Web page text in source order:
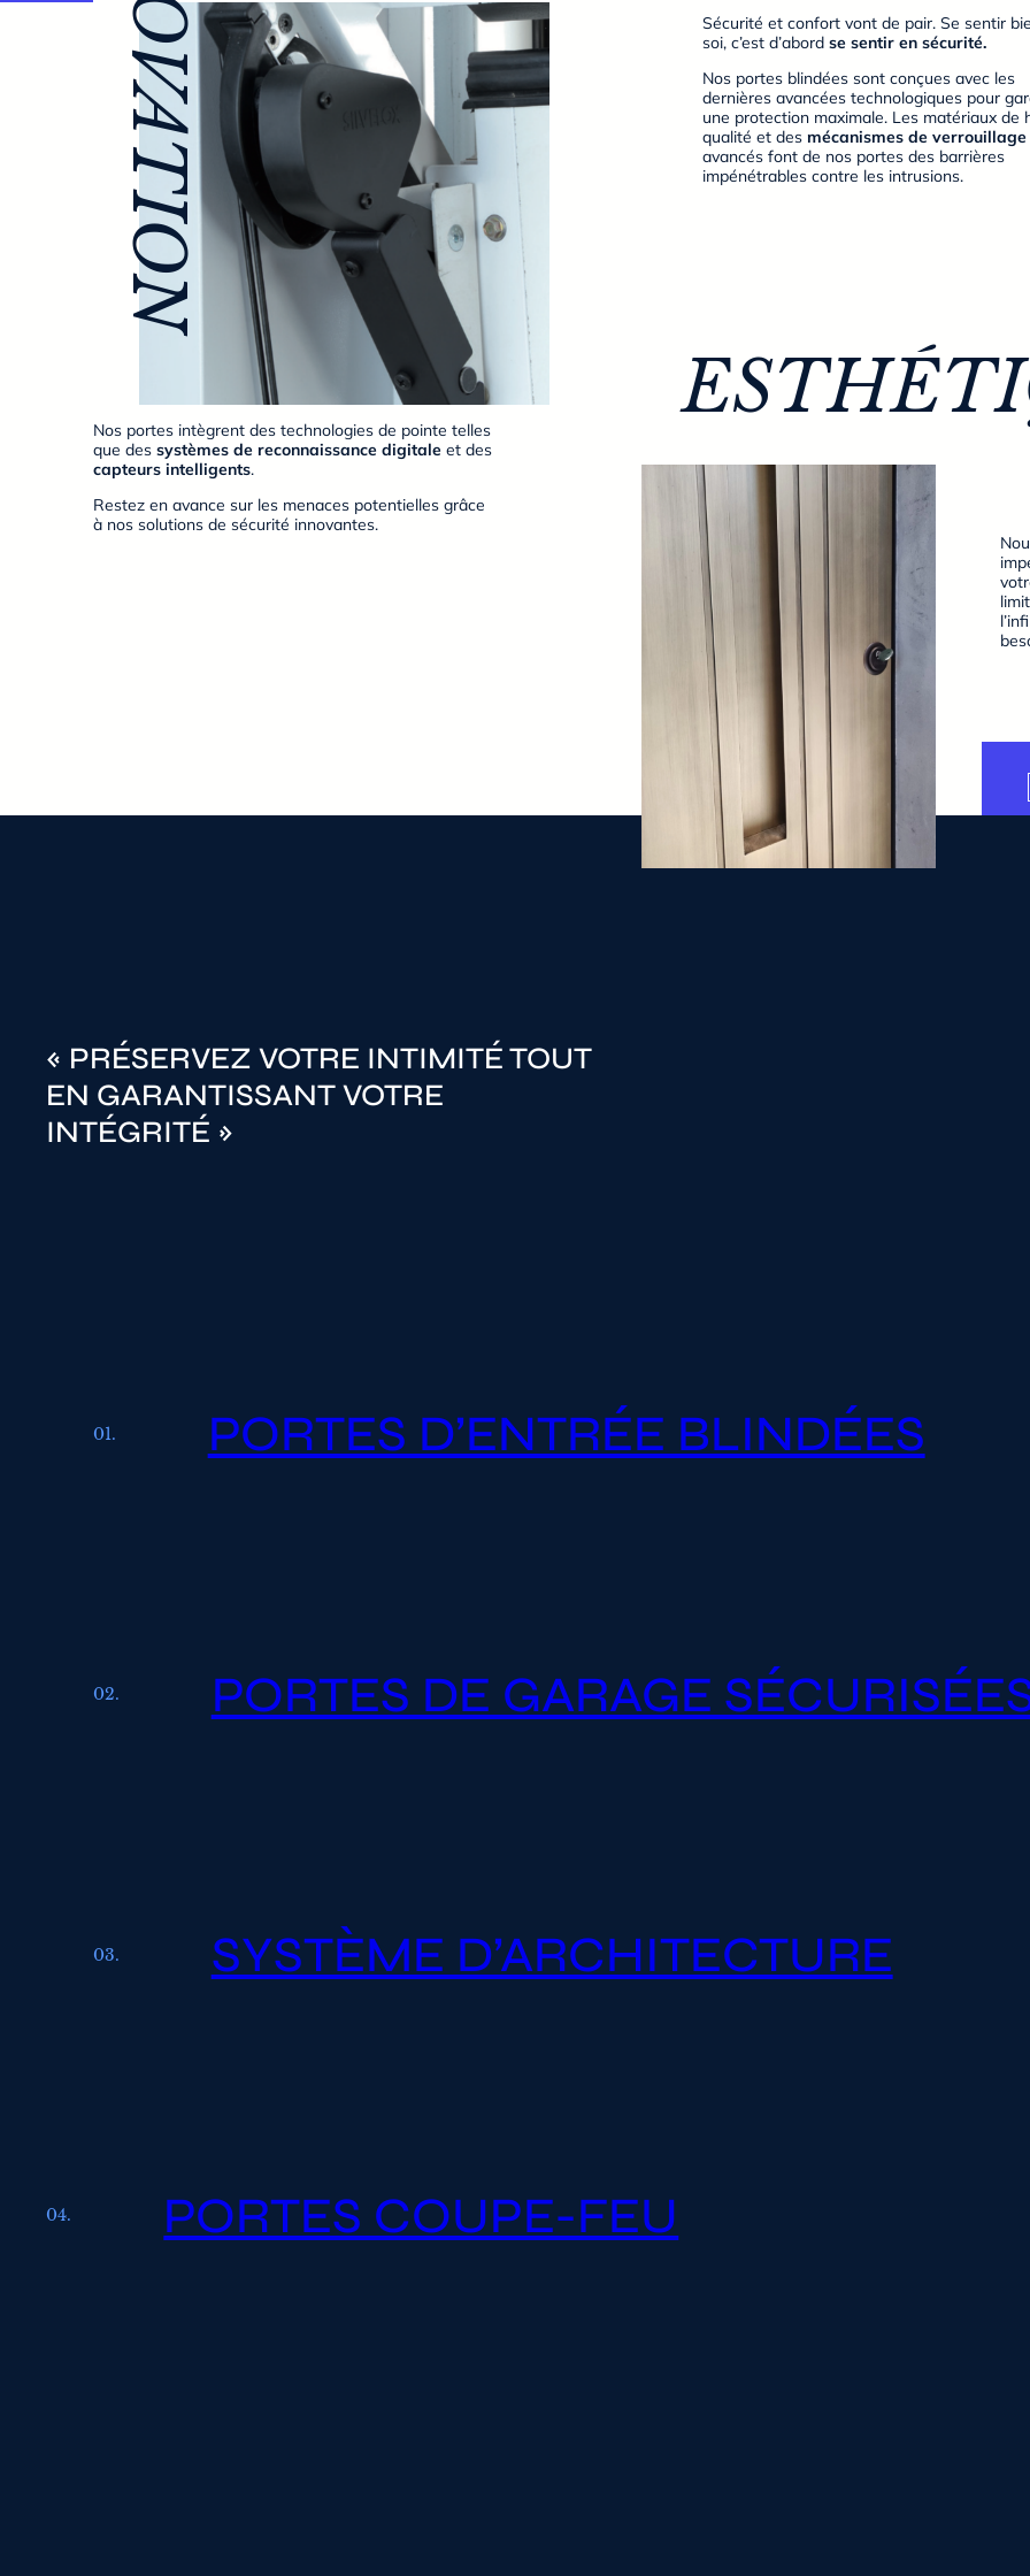
Nos portes intègrent des technologies de pointe telles
que des systèmes de reconnaissance digitaleet des
capteurs intelligents.
Restez en avance sur les menaces potentielles grâce
à nos solutions de sécurité innovantes.
Sécurité et confort vont de pair. Se sentir
soi, c’est d’abordse sentir en sécurité.
Nos portes blindées sont conçues avec les
dernières avancées technologiques pour
une protection maximale. Les matériaux de
qualité et desmécanismes de verrouillage
avancés font de nos portes des barrières
impénétrables contre les intrusions.
« PRÉSERVEZ VOTRE INTIMITÉ TOUT
EN GARANTISSANT VOTRE
INTÉGRITÉ »
01. PORTES D’ENTRÉE BLINDÉES
02. PORTES DE GARAGE
03. SYSTÈME D’ARCHITECTURE
04. PORTES COUPE-FEU